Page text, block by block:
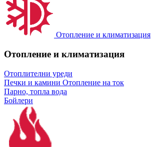
Отопление и климатизация
Отопление и климатизация
Отоплителни уреди
Печки и камини Отопление на ток
Парно, топла вода
Бойлери